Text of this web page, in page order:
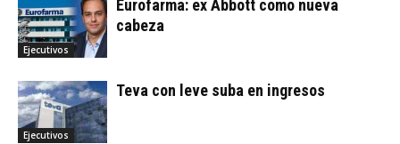
Ejecutivos
Eurofarma: ex Abbott como nueva
cabeza
Ejecutivos
Teva con leve suba en ingresos